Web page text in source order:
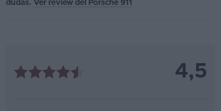
dudas. Ver review del Porsche 911
4,5